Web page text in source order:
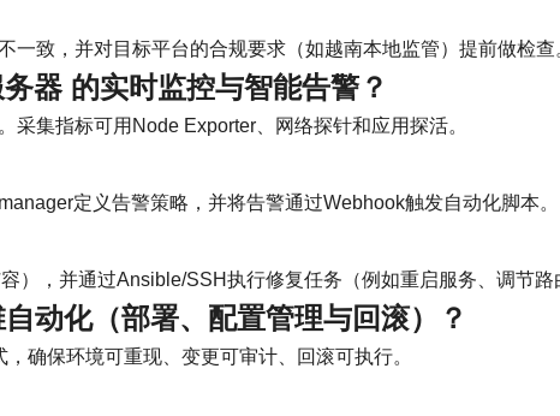
致，并对目标平台的合规要求（如越南本地监管）提前做检查
器的实时监控与智能告警？
集指标可用Node Exporter、网络探针和应用探活。
定义告警策略，并将告警通过Webhook触发自动化脚本。
），并通过Ansible/SSH执行修复任务（例如重启服务、调节路
动化（部署、配置管理与回滚）？
确保环境可重现、变更可审计、回滚可执行。